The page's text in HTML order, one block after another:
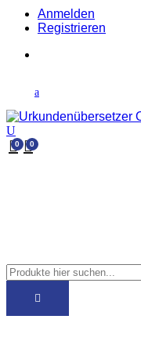
Anmelden
Registrieren
0
0